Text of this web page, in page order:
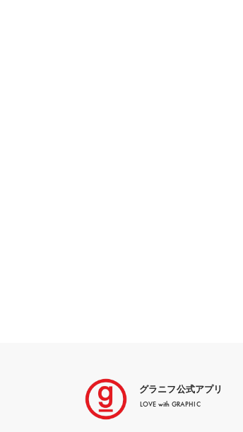
グラニフ公式アプリ
LOVE with GRAPHIC